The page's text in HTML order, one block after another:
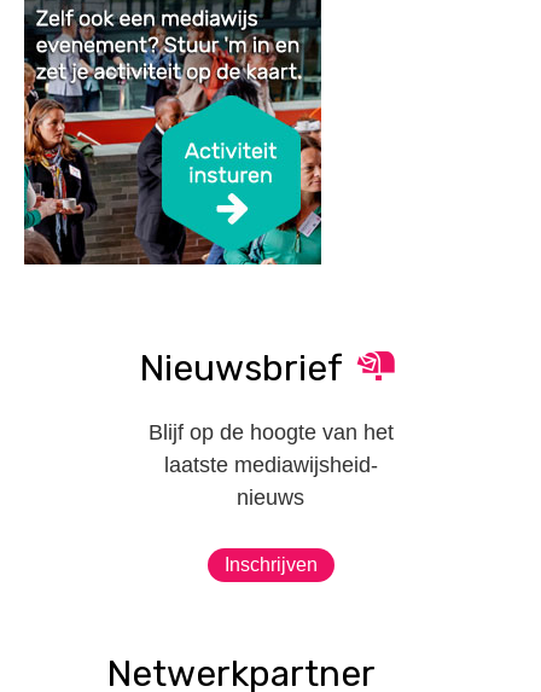
Nieuwsbrief
Blijf op de hoogte van het
laatste mediawijsheid-
nieuws
Inschrijven
Netwerkpartner